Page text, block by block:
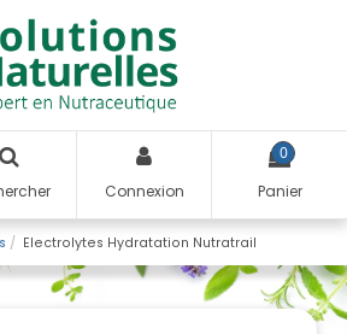
Connexion
0
Panier
Electrolytes Hydratation Nutratrail